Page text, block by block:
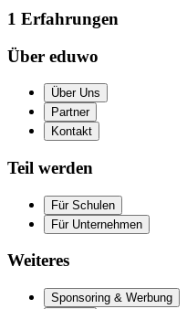
1 Erfahrungen
Über eduwo
Über Uns
Partner
Kontakt
Teil werden
Für Schulen
Für Unternehmen
Weiteres
Sponsoring & Werbung